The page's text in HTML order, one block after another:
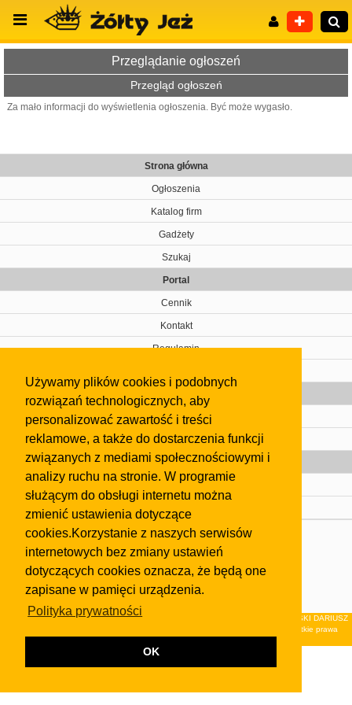
Używamy plików cookies i podobnych
rozwiązań technologicznych, aby
personalizować zawartość i treści
reklamowe, a także do dostarczenia funkcji
związanych z mediami społecznościowymi i
analizy ruchu na stronie. W programie
służącym do obsługi internetu można
zmienić ustawienia dotyczące
cookies.Korzystanie z naszych serwisów
internetowych bez zmiany ustawień
dotyczących cookies oznacza, że będą one
zapisane w pamięci urządzenia.
Polityka prywatności
OK
Przeglądanie ogłoszeń
Przegląd ogłoszeń
Za mało informacji do wyświetlenia ogłoszenia. Być może wygasło.
Strona główna
Ogłoszenia
Katalog firm
Gadżety
Szukaj
Portal
Cennik
Kontakt
Regulamin
Gazeta
Olkusz
Kontakt
Strefa dla biznesu
Biura nieruchomości
Dealerzy i autokomisy
Skontaktuj się z nami
regulaminuiPolityki Prywatności.
Klauzula FB
© 2026Wydawnictwo NEON sp. z o.o. (dawniej: FIRMA NEON MAREK KLUCZEWSKI DARIUSZ
KRAWCZYK s.c.) z siedzibą w Olkuszu, ul.Żuradzka 15, 32-300 Olkusz . Wszystkie prawa